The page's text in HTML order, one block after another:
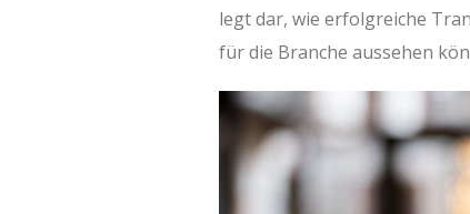
legt dar, wie erfolgreiche
für die Branche aussehen